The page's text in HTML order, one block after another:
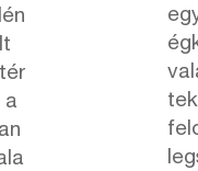
a